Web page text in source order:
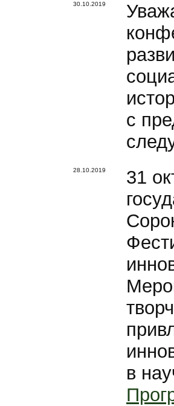
30.10.2019
с
28.10.2019
31
в